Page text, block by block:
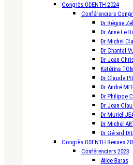
Congrès ODENTH 2024
Conférenciers
Dr Régine
Dr Anne Le
Dr Michel
Dr Chantal
Dr Jean-
Katérina
Dr Claude
Dr André
Dr Philippe
Dr Jean-
Dr Muriel
Dr Michel
Dr Gérard
Congrès ODENTH Rennes
Conférenciers 2023
Alice Baras